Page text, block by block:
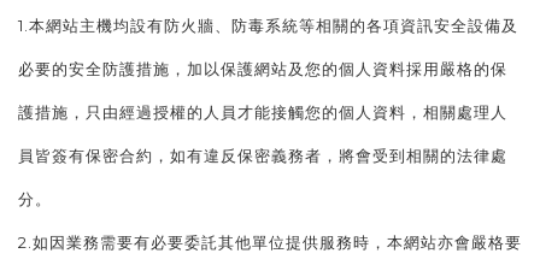
1.本網站主機均設有防火牆、防毒系統等相關的各項資訊安全設備及
必要的安全防護措施，加以保護網站及您的個人資料採用嚴格的保
護措施，只由經過授權的人員才能接觸您的個人資料，相關處理人
員皆簽有保密合約，如有違反保密義務者，將會受到相關的法律處
分。
2.如因業務需要有必要委託其他單位提供服務時，本網站亦會嚴格要